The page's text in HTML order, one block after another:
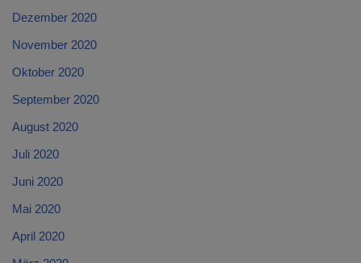
Dezember 2020
November 2020
Oktober 2020
September 2020
August 2020
Juli 2020
Juni 2020
Mai 2020
April 2020